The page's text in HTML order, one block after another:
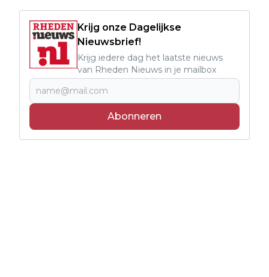
Krijg onze Dagelijkse
Nieuwsbrief!
Krijg iedere dag het laatste nieuws
van Rheden Nieuws in je mailbox
Abonneren